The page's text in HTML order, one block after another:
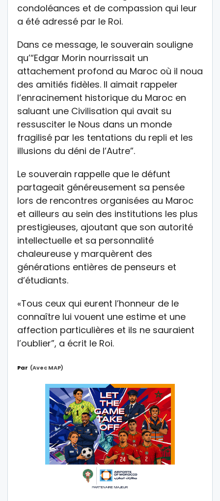
condoléances et de compassion qui leur
a été adressé par le Roi.
Dans ce message, le souverain souligne
qu’“Edgar Morin nourrissait un
attachement profond au Maroc où il noua
des amitiés fidèles. Il aimait rappeler
l’enracinement historique du Maroc en
saluant une Civilisation qui avait su
ressusciter le Nous dans un monde
fragilisé par les tentations du repli et les
illusions du déni de l’Autre”.
Le souverain rappelle que le défunt
partageait généreusement sa pensée
lors de rencontres organisées au Maroc
et ailleurs au sein des institutions les plus
prestigieuses, ajoutant que son autorité
intellectuelle et sa personnalité
chaleureuse y marquèrent des
générations entières de penseurs et
d’étudiants.
«Tous ceux qui eurent l’honneur de le
connaître lui vouent une estime et une
affection particulières et ils ne sauraient
l’oublier”, a écrit le Roi.
Par (Avec MAP)